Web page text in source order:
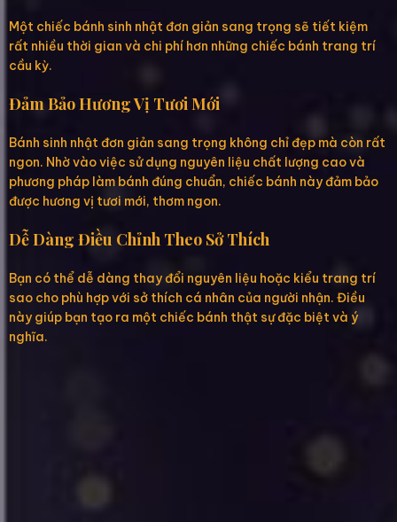
Một chiếc bánh sinh nhật đơn giản sang trọng sẽ tiết kiệm
rất nhiều thời gian và chi phí hơn những chiếc bánh trang trí
cầu kỳ.
Đảm Bảo Hương Vị Tươi Mới
Bánh sinh nhật đơn giản sang trọng không chỉ đẹp mà còn rất
ngon. Nhờ vào việc sử dụng nguyên liệu chất lượng cao và
phương pháp làm bánh đúng chuẩn, chiếc bánh này đảm bảo
được hương vị tươi mới, thơm ngon.
Dễ Dàng Điều Chỉnh Theo Sở Thích
Bạn có thể dễ dàng thay đổi nguyên liệu hoặc kiểu trang trí
sao cho phù hợp với sở thích cá nhân của người nhận. Điều
này giúp bạn tạo ra một chiếc bánh thật sự đặc biệt và ý
nghĩa.